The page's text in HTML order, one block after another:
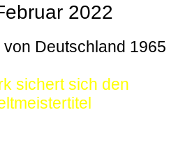
2022
Deutschland 1965
sichert sich den